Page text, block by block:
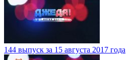
144 выпуск за 15 августа 2017 года